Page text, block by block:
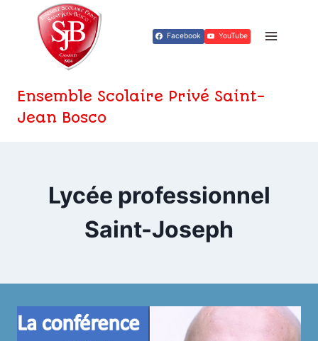
contenu
Facebook YouTube
Ensemble Scolaire Privé Saint-
Jean Bosco
Lycée professionnel
Saint-Joseph